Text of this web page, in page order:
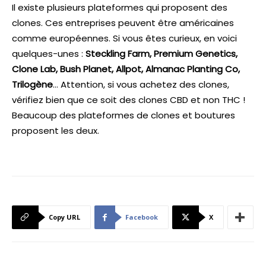
Il existe plusieurs plateformes qui proposent des
clones. Ces entreprises peuvent être américaines
comme européennes. Si vous êtes curieux, en voici
quelques-unes : Steckling Farm, Premium Genetics,
Clone Lab, Bush Planet, Allpot, Almanac Planting Co,
Trilogène… Attention, si vous achetez des clones,
vérifiez bien que ce soit des clones CBD et non THC !
Beaucoup des plateformes de clones et boutures
proposent les deux.
Copy URL Facebook X